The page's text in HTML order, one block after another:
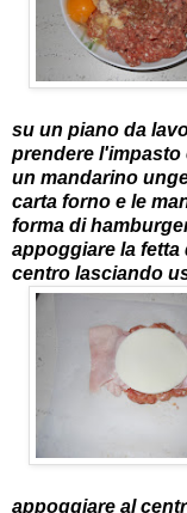
su un piano da
prendere l'impasto
un mandarino
carta forno e le
forma di
appoggiare la
centro lasciando
appoggiare al